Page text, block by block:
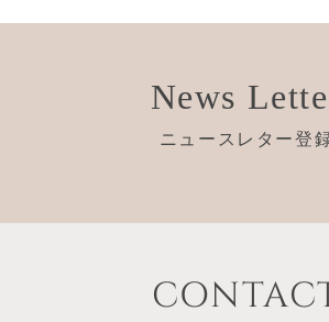
News
ニュースレター登